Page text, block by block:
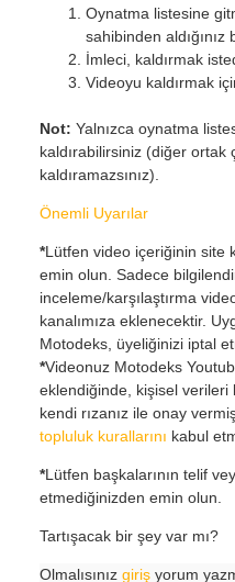
Oynatma listesine
sahibinden aldığınız
İmleci, kaldırmak
Videoyu kaldırmak
Not: Yalnızca oynatma
kaldırabilirsiniz (diğer ortak
kaldıramazsınız).
Önemli Uyarılar
*Lütfen video içeriğinin site
emin olun. Sadece
inceleme/karşılaştırma
kanalımıza eklenecektir.
Motodeks, üyeliğinizi iptal
*Videonuz Motodeks
eklendiğinde, kişisel verileri
kendi rızanız ile onay
topluluk kurallarını kabul
*Lütfen başkalarının telif
etmediğinizden emin olun.
Tartışacak bir şey var mı?
Olmalısınız girişyorum